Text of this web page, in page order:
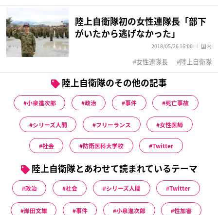
陸上自衛隊初の女性連隊長「部下
がいたから逃げなかった」
2018/05/26 16:00 国内
女性連隊長 陸上自衛隊
陸上自衛隊のその他の記事
小泉進次郎 政治 事件 死亡事故
シリーズ人間 フリーランス 女性医師
社会 防衛医科大学校 Twitter
陸上自衛隊とあわせて読まれているテーマ
政治 社会 シリーズ人間 Twitter
岸田文雄 事件 小泉進次郎 性加害